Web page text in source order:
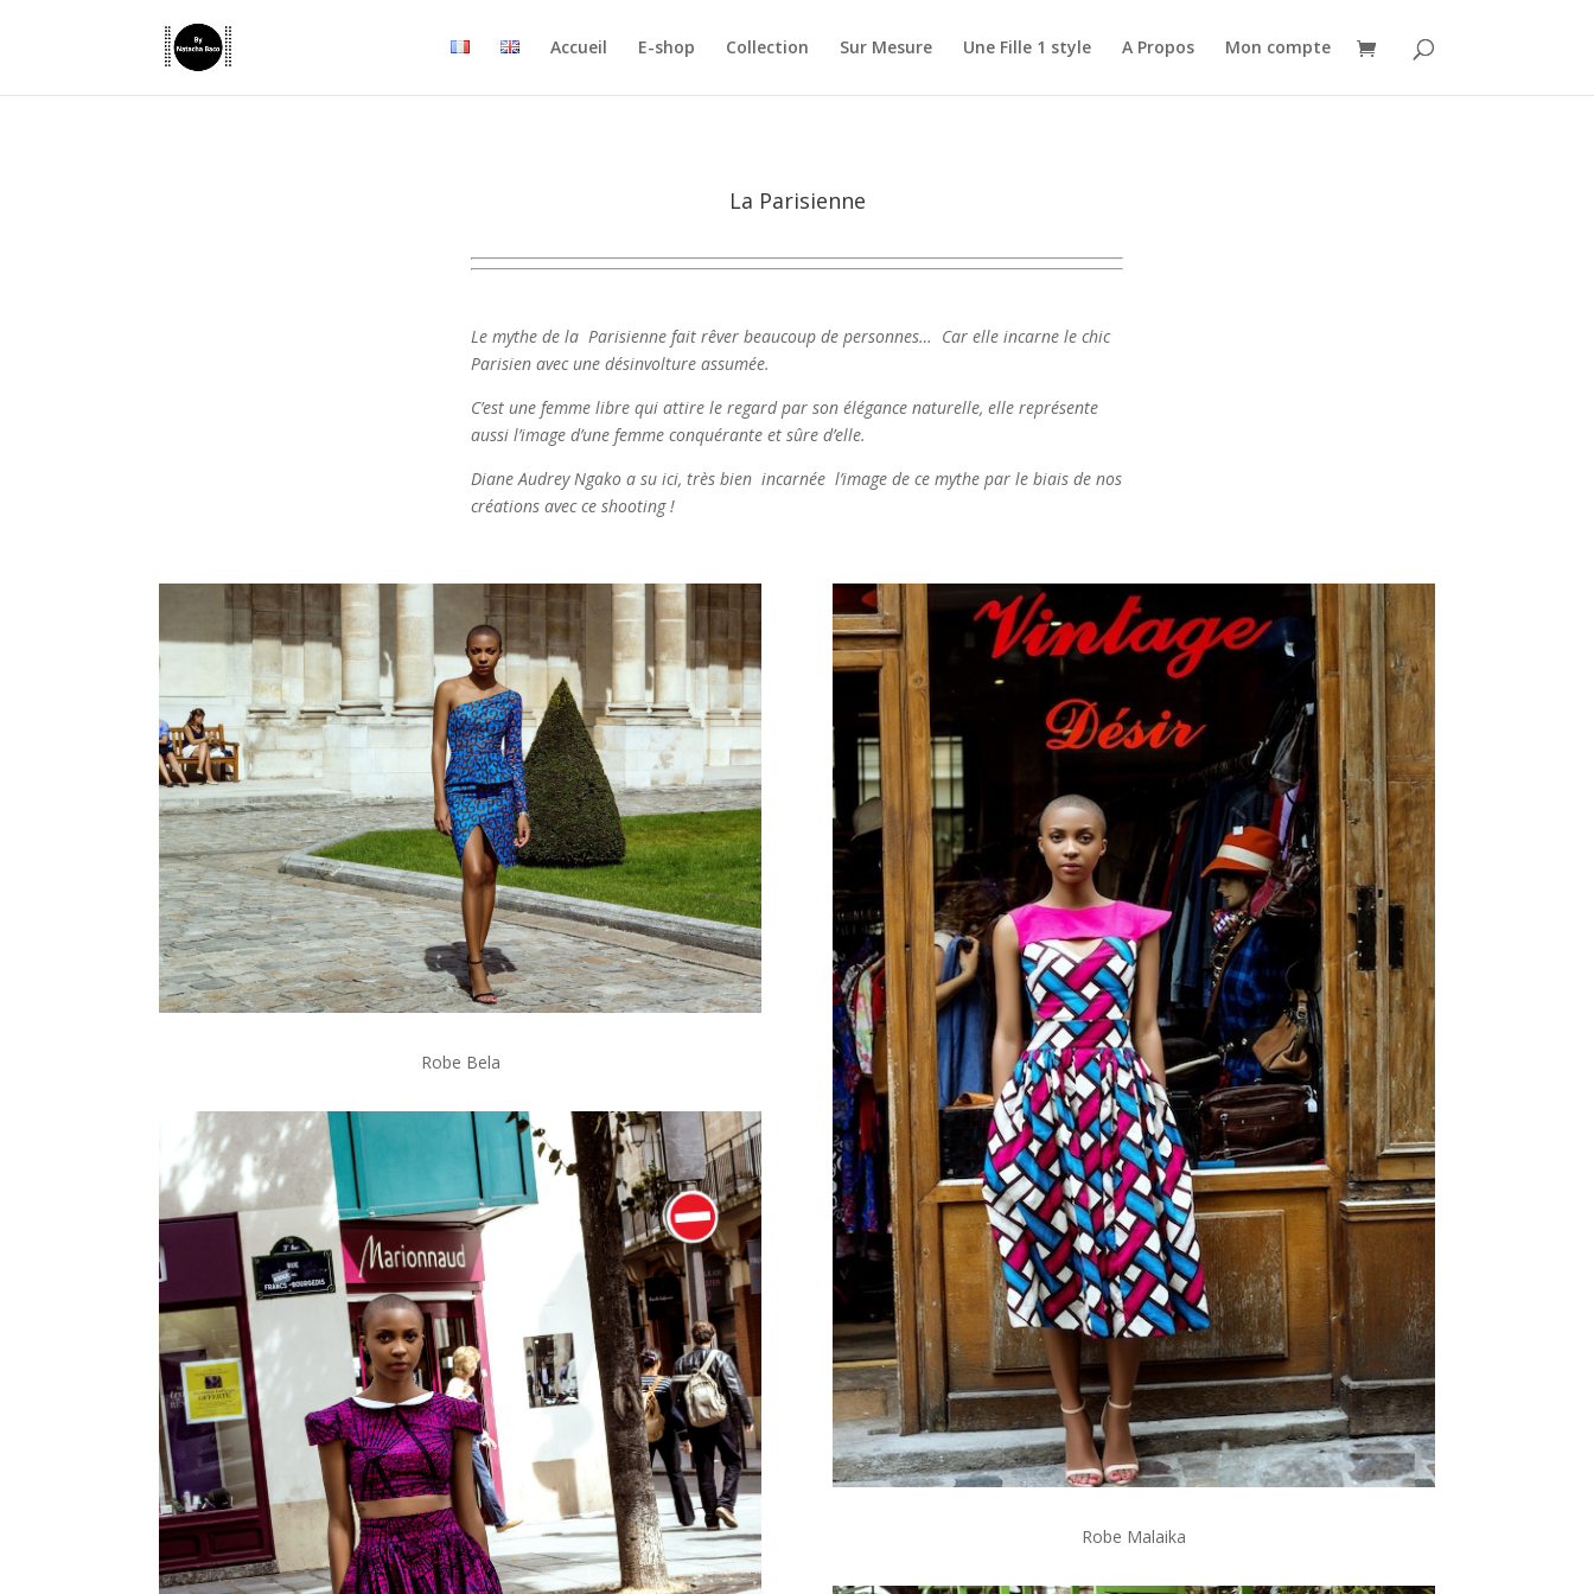
Accueil E-shop Collection Sur Mesure Une Fille 1 style A Propos Mon compte
La Parisienne
Le mythe de la Parisienne fait rêver beaucoup de personnes… Car elle incarne le chic
Parisien avec une désinvolture assumée.
C’est une femme libre qui attire le regard par son élégance naturelle, elle représente
aussi l’image d’une femme conquérante et sûre d’elle.
Diane Audrey Ngako a su ici, très bien incarnée l’image de ce mythe par le biais de nos
créations avec ce shooting !
Robe Bela
Robe Malaika